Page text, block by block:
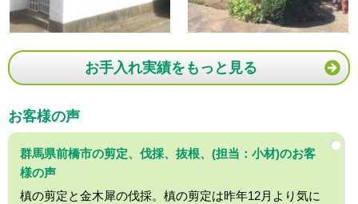
お手入れ実績をもっと見る
お客様の声
群馬県前橋市の剪定、伐採、抜根、(担当：小材)のお客
様の声
槙の剪定と金木犀の伐採。槙の剪定は昨年12月より気に